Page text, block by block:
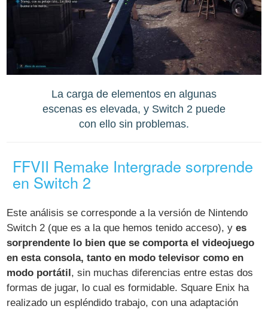
La carga de elementos en algunas
escenas es elevada, y Switch 2 puede
con ello sin problemas.
FFVII Remake Intergrade sorprende
en Switch 2
Este análisis se corresponde a la versión de Nintendo
Switch 2 (que es a la que hemos tenido acceso), yes
sorprendente lo bien que se comporta el videojuego
en esta consola, tanto en modo televisor como en
modo portátil, sin muchas diferencias entre estas dos
formas de jugar, lo cual es formidable. Square Enix ha
realizado un espléndido trabajo, con una adaptación